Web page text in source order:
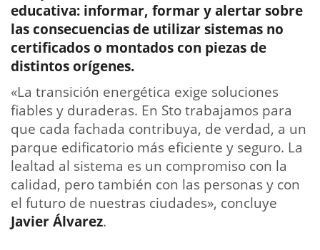
educativa: informar, formar y alertar sobre
las consecuencias de utilizar sistemas no
certificados o montados con piezas de
distintos orígenes.
«La transición energética exige soluciones
fiables y duraderas. En Sto trabajamos para
que cada fachada contribuya, de verdad, a un
parque edificatorio más eficiente y seguro. La
lealtad al sistema es un compromiso con la
calidad, pero también con las personas y con
el futuro de nuestras ciudades», concluye
Javier Álvarez.